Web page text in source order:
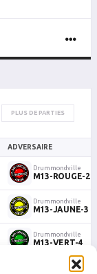
PLUS DE PARTIES
ADVERSAIRE
Drummondville
M13-ROUGE-2
Drummondville
M13-JAUNE-3
Drummondville
M13-VERT-4
Drummondville